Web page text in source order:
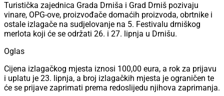
Turistička zajednica Grada Drniša i Grad Drniš pozivaju
vinare, OPG-ove, proizvođače domaćih proizvoda, obrtnike i
ostale izlagače na sudjelovanje na 5. Festivalu drniškog
merlota koji će se održati 26. i 27. lipnja u Drnišu.
Oglas
Cijena izlagačkog mjesta iznosi 100,00 eura, a rok za prijavu
i uplatu je 23. lipnja, a broj izlagačkih mjesta je ograničen te
će se prijave zaprimati prema redoslijedu njihova zaprimanja.